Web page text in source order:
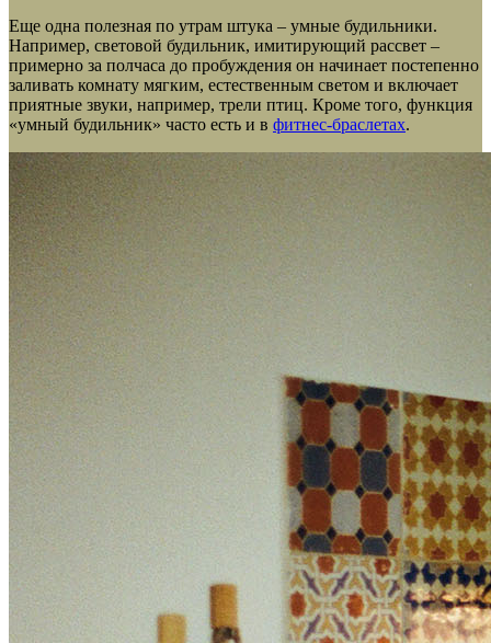
Еще одна полезная по утрам штука – умные будильники.
Например, световой будильник, имитирующий рассвет –
примерно за полчаса до пробуждения он начинает постепенно
заливать комнату мягким, естественным светом и включает
приятные звуки, например, трели птиц. Кроме того, функция
«умный будильник» часто есть и в фитнес-браслетах.